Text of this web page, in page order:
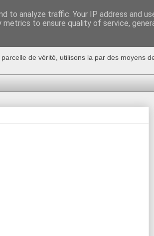
de vérité, utilisons la par des moyens
to analyze traffic. Your IP address and
to ensure quality of service,